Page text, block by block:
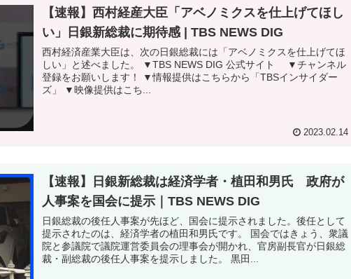
【速報】西村経産大臣「アベノミクスを仕上げてほし
い」日銀新総裁に期待感 | TBS NEWS DIG
西村経済産業大臣は、次の日銀総裁には「アベノミクスを仕上げてほ
しい」と述べました。 ▼TBS NEWS DIG 公式サイト ▼チャンネル
登録をお願いします！ ▼情報提供はこちらから「TBSインサイダー
ズ」 ▼映像提供はこち...
2023.02.14
【速報】日銀新総裁は経済学者・植田和男氏 政府が
人事案を国会に提示｜TBS NEWS DIG
日銀総裁の後任人事案が先ほど、国会に提示されました。後任として
提示されたのは、経済学者の植田和男氏です。 国会ではきょう、衆議
院と参議院で議院運営委員会の理事会が開かれ、官房副長官が日銀総
裁・副総裁の後任人事案を提示しました。 黒田...